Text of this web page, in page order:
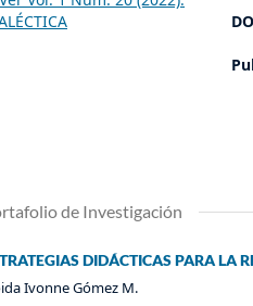
de Investigación
DIDÁCTICAS PARA LA
Ivonne Gómez M.